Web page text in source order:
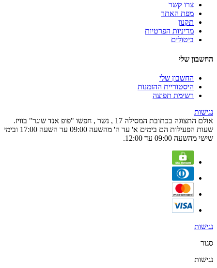
צרו קשר
מפת האתר
תקנון
מדיניות הפרטיות
ביטולים
החשבון שלי
החשבון שלי
היסטוריית ההזמנות
רשימת תפוצה
נגישות
אולם התצוגה בכתובת המסילה 17 , נשר , חפשו "פופ אנד שוגר" בוויז.
שעות הפעילות הם בימים א' עד ה' מהשעה 09:00 עד השעה 17:00 ובימי
שישי מהשעה 09:00 עד 12:00.
נגישות
סגור
נגישות